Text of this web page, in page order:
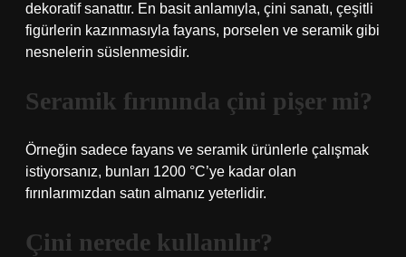
dekoratif sanattır. En basit anlamıyla, çini sanatı, çeşitli
figürlerin kazınmasıyla fayans, porselen ve seramik gibi
nesnelerin süslenmesidir.
Seramik fırınında çini pişer mi?
Örneğin sadece fayans ve seramik ürünlerle çalışmak
istiyorsanız, bunları 1200 °C’ye kadar olan
fırınlarımızdan satın almanız yeterlidir.
Çini nerede kullanılır?